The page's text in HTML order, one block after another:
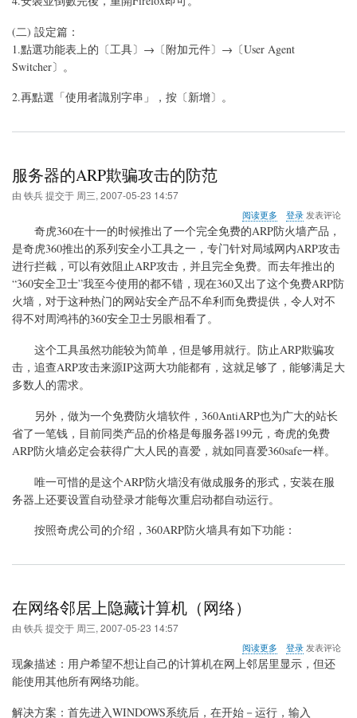
(二) 設定篇：
1.點選功能表上的〔工具〕→〔附加元件〕→〔User Agent
Switcher〕。
2.再點選「使用者識別字串」，按〔新增〕。
服务器的ARP欺骗攻击的防范
由 铁兵提交于 周三, 2007-05-23 14:57
阅读更多
于
服
务
器
的
ARP
欺
击
防
登录发表评论
奇虎360在十一的时候推出了一个完全免费的ARP防火墙产品，
是奇虎360推出的系列安全小工具之一，专门针对局域网内ARP攻击
进行拦截，可以有效阻止ARP攻击，并且完全免费。而去年推出的
“360安全卫士”我至今使用的都不错，现在360又出了这个免费ARP防
火墙，对于这种热门的网站安全产品不牟利而免费提供，令人对不
得不对周鸿祎的360安全卫士另眼相看了。
这个工具虽然功能较为简单，但是够用就行。防止ARP欺骗攻
击，追查ARP攻击来源IP这两大功能都有，这就足够了，能够满足大
多数人的需求。
另外，做为一个免费防火墙软件，360AntiARP也为广大的站长
省了一笔钱，目前同类产品的价格是每服务器199元，奇虎的免费
ARP防火墙必定会获得广大人民的喜爱，就如同喜爱360safe一样。
唯一可惜的是这个ARP防火墙没有做成服务的形式，安装在服
务器上还要设置自动登录才能每次重启动都自动运行。
按照奇虎公司的介绍，360ARP防火墙具有如下功能：
在网络邻居上隐藏计算机（网络）
由 铁兵提交于 周三, 2007-05-23 14:57
阅读更多
于
邻
登录发表评论
现象描述：用户希望不想让自己的计算机在网上邻居里显示，但还
能使用其他所有网络功能。
解决方案：首先进入WINDOWS系统后，在开始－运行，输入